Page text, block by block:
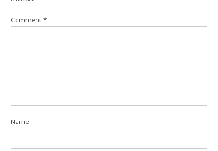
Comment*
Name